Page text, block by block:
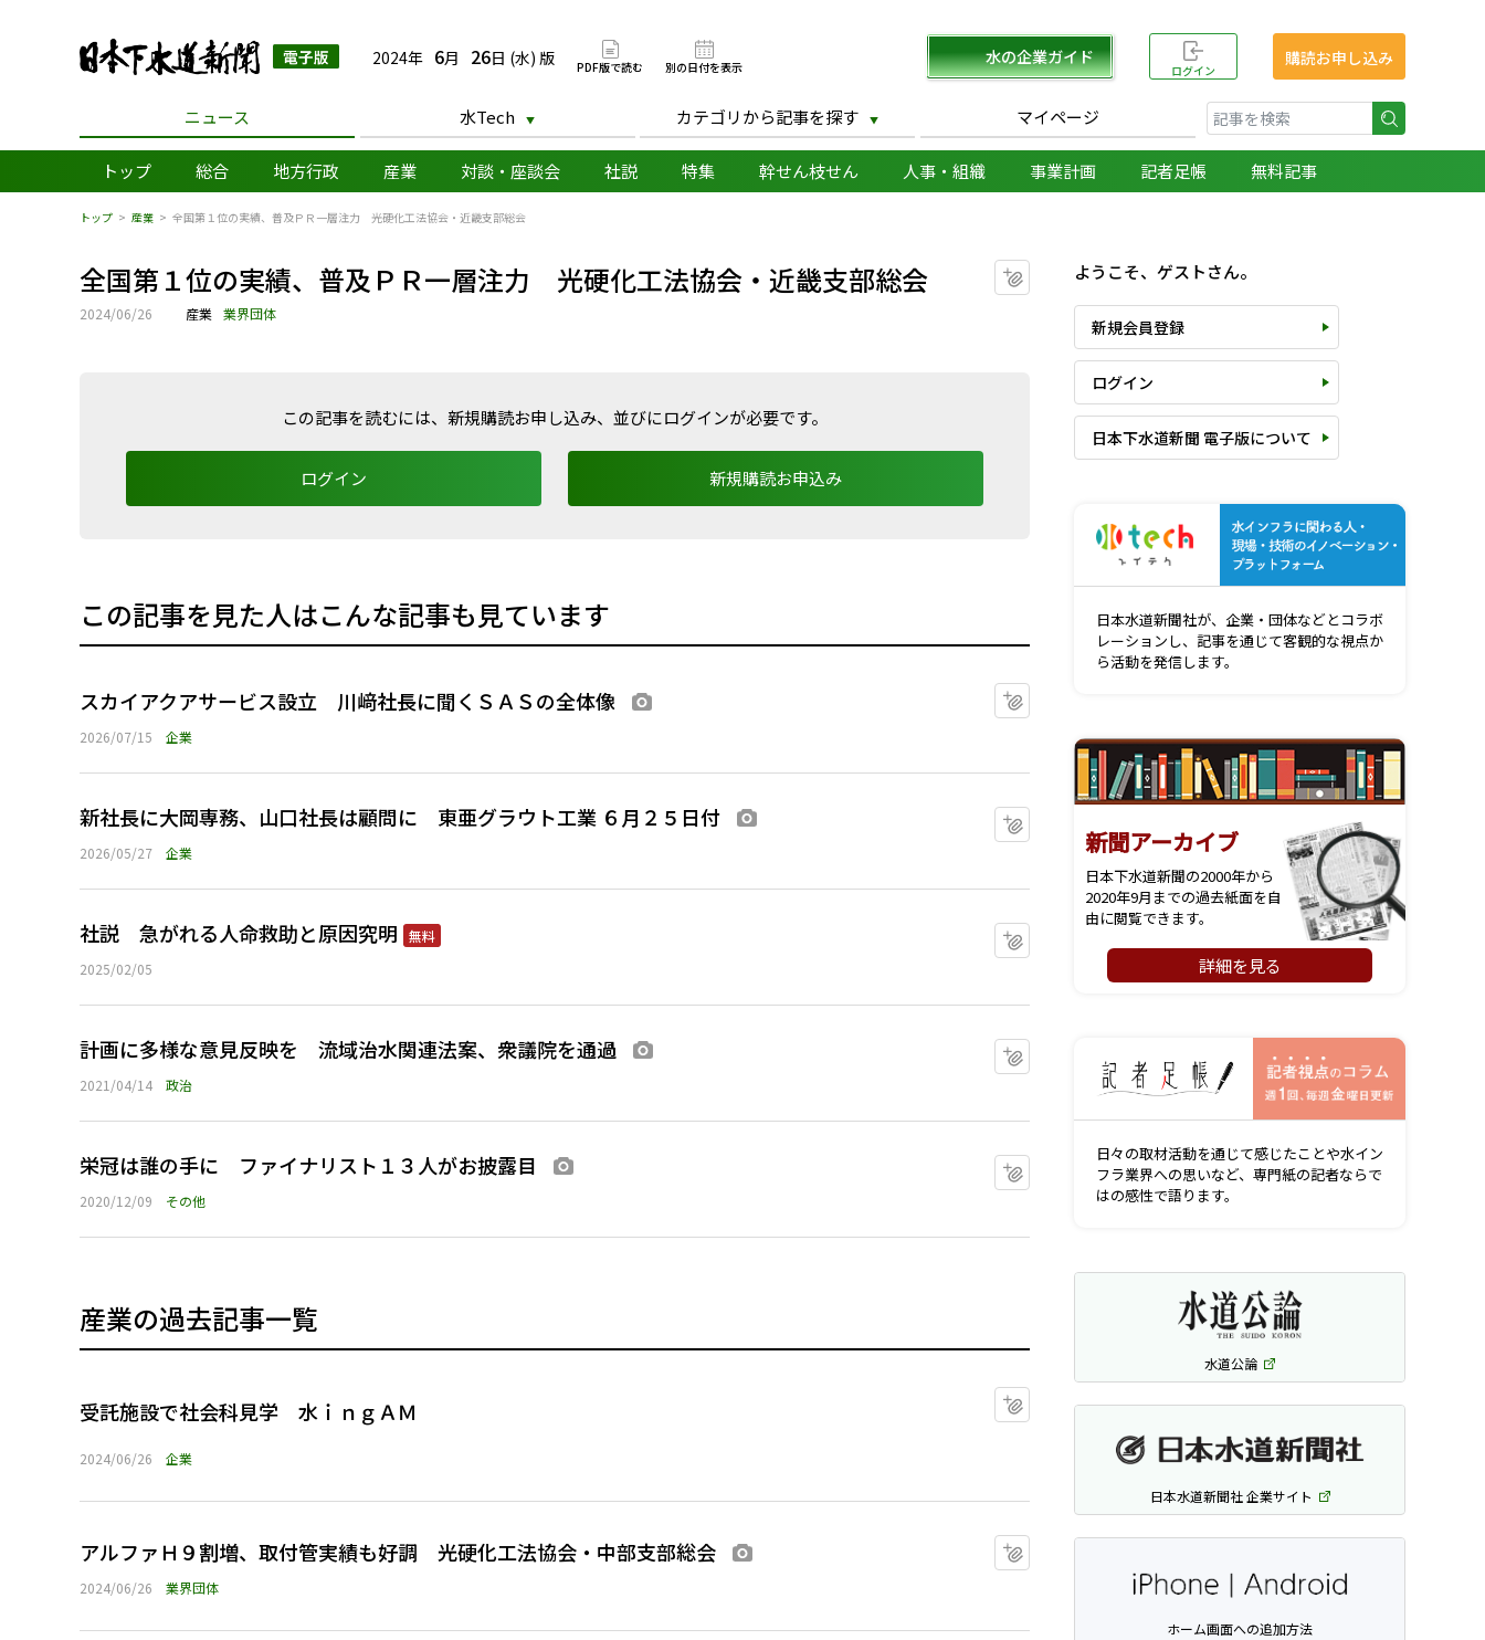
日本下水道新聞 電子版
2024年 6月 26日 (水) 版 PDF版で読む 別の日付を表示 水の企業ガイド
ログイン
購読お申し込み
ニュース 水Tech カテゴリから記事を探す マイページ
トップ 総合 地方行政 産業 対談・座談会 社説 特集 幹せん枝せん 人事・組織 事業計画 記者足帳 無料記事
トップ 産業 全国第１位の実績、普及ＰＲ一層注力 光硬化工法協会・近畿支部総会
全国第１位の実績、普及ＰＲ一層注力 光硬化工法協会・近畿支部総会 マイクリップに追加
2024/06/26 産業 業界団体
この記事を読むには、新規購読お申し込み、並びにログインが必要です。
ログイン 新規購読お申込み
この記事を見た人はこんな記事も見ています
スカイアクアサービス設立 川﨑社長に聞くＳＡＳの全体像
2026/07/15 企業
新社長に大岡専務、山口社長は顧問に 東亜グラウト工業 ６月２５日付
2026/05/27 企業
社説 急がれる人命救助と原因究明
無料
2025/02/05
計画に多様な意見反映を 流域治水関連法案、衆議院を通過
2021/04/14 政治
栄冠は誰の手に ファイナリスト１３人がお披露目
2020/12/09 その他
マイクリップに追加
産業の過去記事一覧
受託施設で社会科見学 水ｉｎｇＡＭ
2024/06/26 企業
アルファＨ９割増、取付管実績も好調 光硬化工法協会・中部支部総会
2024/06/26 業界団体
マイクリップに追加
ようこそ、ゲストさん。
新規会員登録
ログイン
日本下水道新聞 電子版について
日本水道新聞社が、企業・団体などとコラボ
レーションし、記事を通じて客観的な視点か
ら活動を発信します。
新聞アーカイブ
日本下水道新聞の2000年から
2020年9月までの過去紙面を自
由に閲覧できます。
詳細を見る
日々の取材活動を通じて感じたことや水イン
フラ業界への思いなど、専門紙の記者ならで
はの感性で語ります。
水道公論
日本水道新聞社 企業サイト
ホーム画面への追加方法